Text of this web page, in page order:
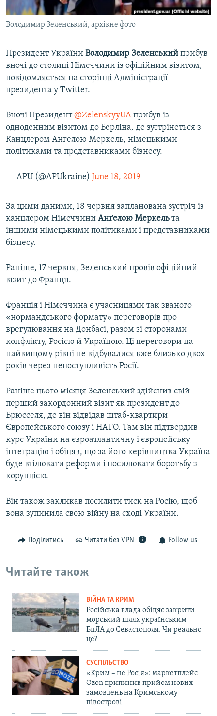
ВІДЕОУРОКИ «ELIFBE»
СВІДЧЕННЯ ОКУПАЦІЇ
ІНФОГРАФІКА
Русский
ДОЛУЧАЙСЯ!
Володимир Зеленський, архівне фото
Президент України Володимир Зеленський прибув
вночі до столиці Німеччини із офіційним візитом,
повідомляється на сторінці Адміністрації
президента у Twitter.
Вночі Президент@ZelenskyyUA прибув із
одноденним візитом до Берліна, де зустрінеться з
Канцлером Ангелою Меркель, німецькими
політиками та представниками бізнесу.
— APU (@APUkraine) June 18, 2019
За цими даними, 18 червня запланована зустріч із
канцлером Німеччини Анґелою Меркель та
іншими німецькими політиками і представниками
бізнесу.
Раніше, 17 червня, Зеленський провів офіційний
візит до Франції.
Франція і Німеччина є учасницями так званого
«нормандського формату» переговорів про
врегулювання на Донбасі, разом зі сторонами
конфлікту, Росією й Україною. Ці переговори на
найвищому рівні не відбувалися вже близько двох
років через непоступливість Росії.
Раніше цього місяця Зеленський здійснив свій
перший закордонний візит як президент до
Брюсселя, де він відвідав штаб-квартири
Європейського союзу і НАТО. Там він підтвердив
курс України на євроатлантичну і європейську
інтеграцію і обіцяв, що за його керівництва Україна
буде втілювати реформи і посилювати боротьбу з
корупцією.
Він також закликав посилити тиск на Росію, щоб
вона зупинила свою війну на сході України.
Поділитись Читати без VPN Follow us
Читайте також
ВІЙНА ТА КРИМ
Російська влада обіцяє закрити
морський шлях українським
БпЛА до Севастополя. Чи реально
це?
СУСПІЛЬСТВО
«Крим – не Росія»: маркетплейс
Ozon припинив прийом нових
замовлень на Кримському
півострові